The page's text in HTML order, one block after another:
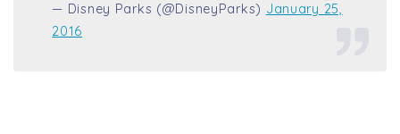
— Disney Parks (@DisneyParks) January 25,
2016